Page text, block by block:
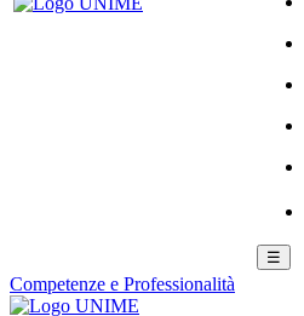
☰
Competenze e Professionalità